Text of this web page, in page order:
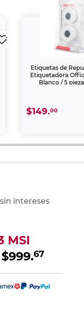
Etiquetas de
Etiquetadora
Blanco / 5
$149.00
intereses
MSI
$999.67